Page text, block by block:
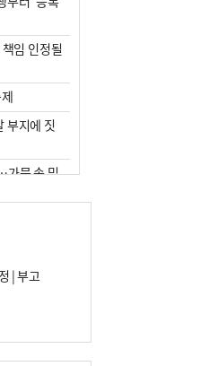
임 인정될
부지에 짓
가뭄 속 밀
터 공사중
다
사
원 윤리
|부고